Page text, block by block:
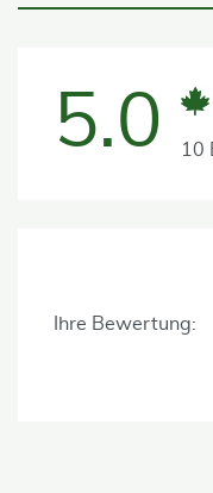
5.0 10
Ihre Bewertung: